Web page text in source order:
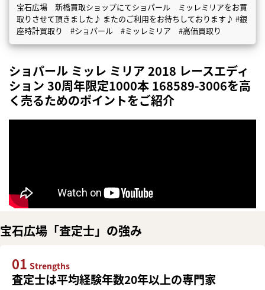
宝石広場 新橋買取ショップにてショパール ミッレミリアをお買
取りさせて頂きました♪ またのご利用をお待ちしております♪ #銀
座時計買取り #ショパール #ミッレミリア #高価買取り
ショパール ミッレ ミリア 2018 レースエディ
ション 30周年限定1000本 168589-3006を高
く売るためのポイントをご紹介
宝石広場「査定士」の強み
01 Strengths
査定士は平均経験年数20年以上の専門家